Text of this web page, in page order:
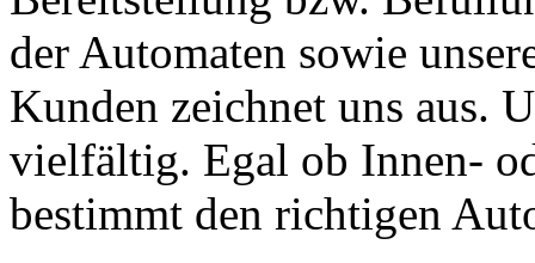
der Automaten sowie
Kunden zeichnet uns aus.
vielfältig. Egal ob Innen-
bestimmt den richtigen